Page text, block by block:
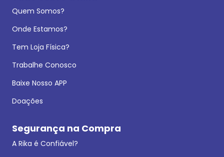
Quem Somos?
Onde Estamos?
Tem Loja Física?
Trabalhe Conosco
Baixe Nosso APP
Doações
Segurança na Compra
A Rika é Confiável?